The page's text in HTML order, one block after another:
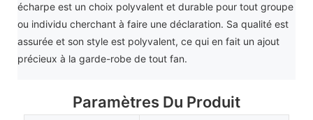
écharpe est un choix polyvalent et durable pour tout groupe
ou individu cherchant à faire une déclaration. Sa qualité est
assurée et son style est polyvalent, ce qui en fait un ajout
précieux à la garde-robe de tout fan.
Paramètres Du Produit